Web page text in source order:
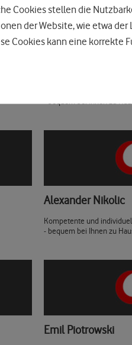
Alexander Nikolic
Kompetente und
- bequem bei Ihnen zu
Emil Piotrowski
Cookies stellen die
der Website, wie etwa
Cookies kann eine korrekte